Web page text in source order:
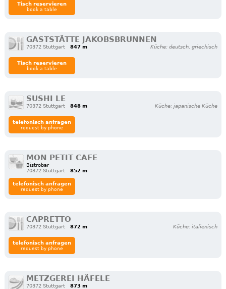
Tisch reservieren
book a table
GASTSTÄTTE JAKOBSBRUNNEN
70372 Stuttgart 847 m Küche: deutsch, griechisch
Tisch reservieren
book a table
SUSHI LE
70372 Stuttgart 848 m Küche: japanische Küche
telefonisch anfragen
request by phone
MON PETIT CAFE
Bistrobar
70372 Stuttgart
852 m
telefonisch anfragen
request by phone
CAPRETTO
70372 Stuttgart 872 m Küche: italienisch
telefonisch anfragen
request by phone
METZGEREI HÄFELE
70372 Stuttgart 873 m